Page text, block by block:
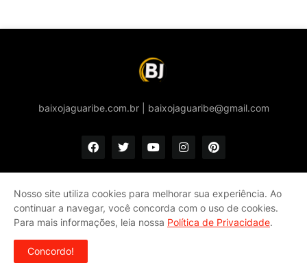
baixojaguaribe.com.br | baixojaguaribe@gmail.com
Copyright ©
Início Quem somos
Política de privacidade e Cookies
Fale conosco
Nosso site utiliza cookies para melhorar sua experiência. Ao
continuar a navegar, você concorda com o uso de cookies.
Para mais informações, leia nossa Política de Privacidade.
Concordo!